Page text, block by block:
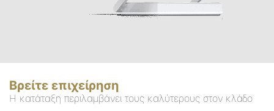
Βρείτε επιχείρηση
Η κατάταξη περιλαμβάνει τους καλύτερους στον κλάδο